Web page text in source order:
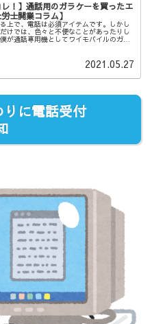
レ！】通話用のガラケーを買ったエ
士開業コラム】
上で、電話は必須アイテムです。しかし
けでは、色々と不便なことがあったりし
が通話専用機としてワイモバイルのガラ
2021.05.27
に電話受付